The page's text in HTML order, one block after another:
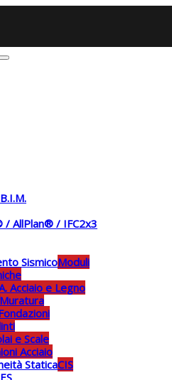
/ AllPlan® / IFC2x3
SismicoModuli
Acciaio e Legno
Muratura
e Scale
Acciaio
StaticaCIS